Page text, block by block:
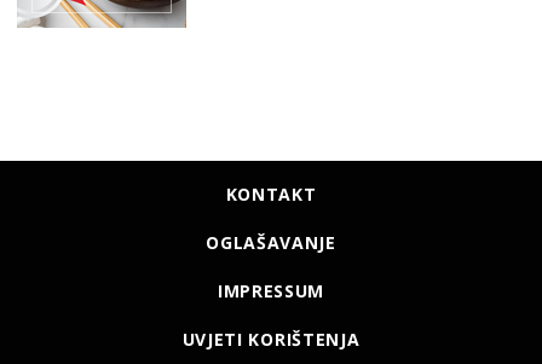
KONTAKT
OGLAŠAVANJE
IMPRESSUM
UVJETI KORIŠTENJA